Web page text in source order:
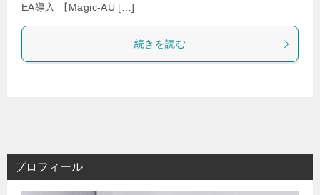
EA導入 【Magic-AU […]
続きを読む
プロフィール